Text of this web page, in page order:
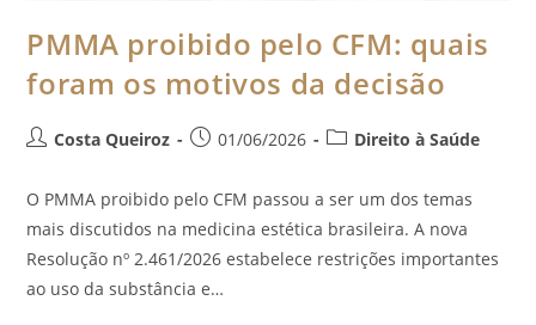
PMMA proibido pelo CFM: quais
foram os motivos da decisão
Costa Queiroz 01/06/2026 Direito à Saúde
O PMMA proibido pelo CFM passou a ser um dos temas
mais discutidos na medicina estética brasileira. A nova
Resolução nº 2.461/2026 estabelece restrições importantes
ao uso da substância e…